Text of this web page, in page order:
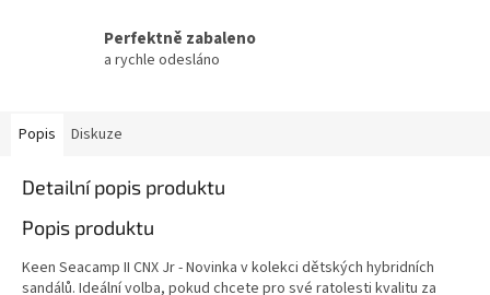
Perfektně zabaleno
a rychle odesláno
Popis Diskuze
Detailní popis produktu
Popis produktu
Keen Seacamp II CNX Jr - Novinka v kolekci dětských hybridních
sandálů. Ideální volba, pokud chcete pro své ratolesti kvalitu za